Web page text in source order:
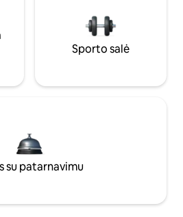
Sporto salė
su patarnavimu